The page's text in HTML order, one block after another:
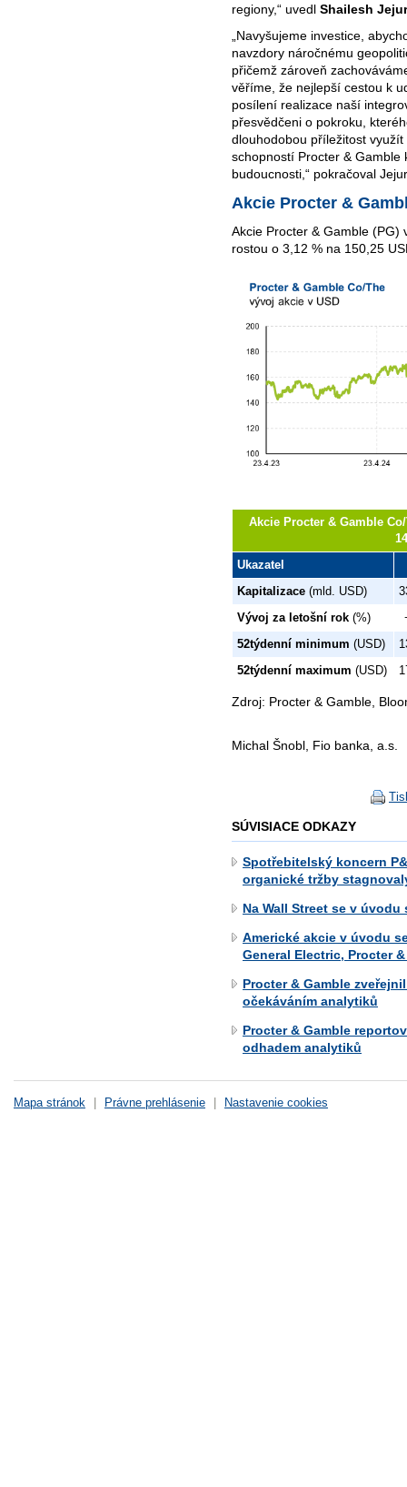
regiony,“ uvedl Shailesh
„Navyšujeme investice,
navzdory náročnému
přičemž zároveň
věříme, že nejlepší cestou k
posílení realizace naší
přesvědčeni o pokroku,
dlouhodobou příležitost
schopností Procter &
budoucnosti,“ pokračoval
Akcie Procter &
Akcie Procter & Gamble
rostou o 3,12 % na 150,25
Akcie Procter & Gamble
Ukazatel
Kapitalizace (mld. USD)
Vývoj za letošní rok (%)
52týdenní minimum (USD)
52týdenní maximum (USD)
Zdroj: Procter & Gamble,
Michal Šnobl, Fio banka, a.s.
SÚVISIACE ODKAZY
Spotřebitelský koncern
organické tržby
Na Wall Street se v
Americké akcie v úvodu
General Electric, Procter
Procter & Gamble
očekáváním analytiků
Procter & Gamble
odhadem analytiků
Mapa stránok Právne prehlásenie Nastavenie cookies